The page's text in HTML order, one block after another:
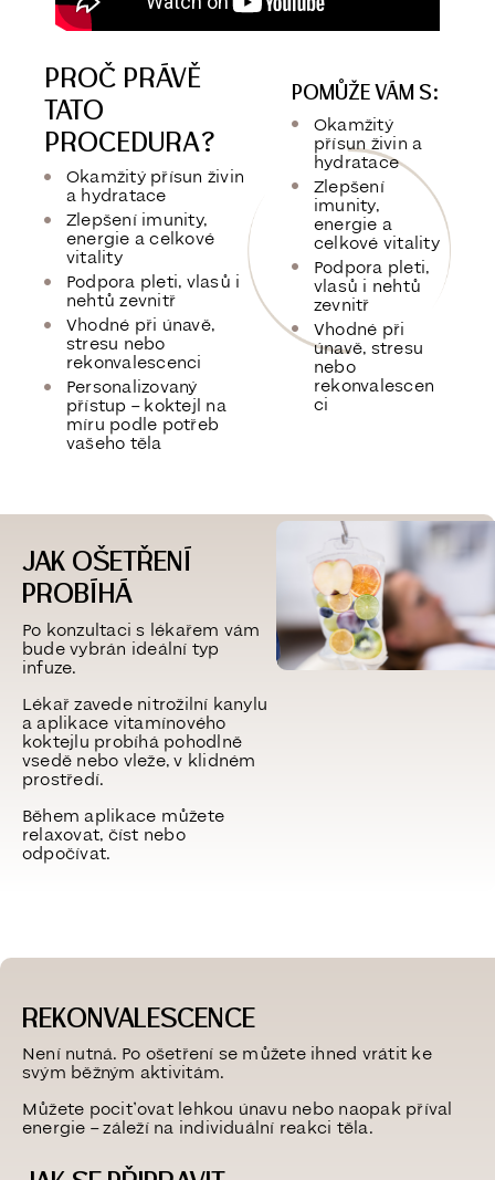
PROČ PRÁVĚ
TATO
PROCEDURA?
Okamžitý přísun živin
a hydratace
Zlepšení imunity,
energie a celkové
vitality
Podpora pleti, vlasů i
nehtů zevnitř
Vhodné při únavě,
stresu nebo
rekonvalescenci
Personalizovaný
přístup – koktejl na
míru podle potřeb
vašeho těla
POMŮŽE VÁM S:
Okamžitý
přísun živin a
hydratace
Zlepšení
imunity,
energie a
celkové vitality
Podpora pleti,
vlasů i nehtů
zevnitř
Vhodné při
únavě, stresu
nebo
rekonvalescen
ci
JAK OŠETŘENÍ
PROBÍHÁ
Po konzultaci s lékařem vám
bude vybrán ideální typ
infuze.
Lékař zavede nitrožilní kanylu
a aplikace vitamínového
koktejlu probíhá pohodlně
vsedě nebo vleže, v klidném
prostředí.
Během aplikace můžete
relaxovat, číst nebo
odpočívat.
REKONVALESCENCE
Není nutná. Po ošetření se můžete ihned vrátit ke
svým běžným aktivitám.
Můžete pociťovat lehkou únavu nebo naopak příval
energie – záleží na individuální reakci těla.